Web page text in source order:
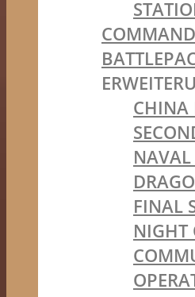
CHINA
NAVAL
FINAL
NIGHT